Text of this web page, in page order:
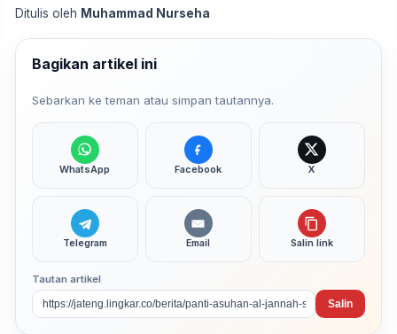
Ditulis oleh Muhammad Nurseha
Bagikan artikel ini
Sebarkan ke teman atau simpan tautannya.
WhatsApp Facebook X
Telegram Email Salin link
Tautan artikel
Salin